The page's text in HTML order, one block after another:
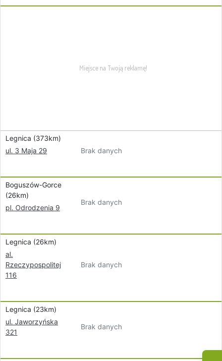
Legnica (373km)
ul. 3 Maja 29
Brak danych
Boguszów-Gorce
(26km)
pl. Odrodzenia 9
Brak danych
Legnica (26km)
al.
Rzeczypospolitej
116
Brak danych
Legnica (23km)
ul. Jaworzyńska
321
Brak danych